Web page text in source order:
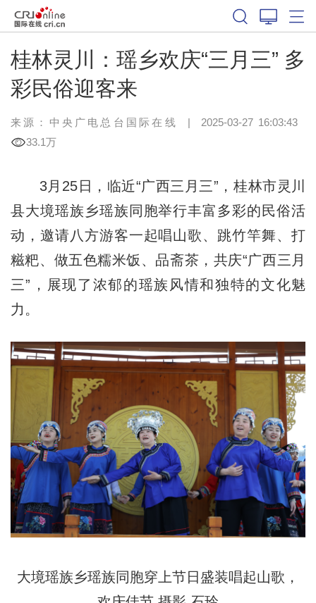
桂林灵川：瑶乡欢庆“三月三” 多
彩民俗迎客来
来源：中央广电总台国际在线 | 2025-03-27 16:03:43
33.1万
3月25日，临近“广西三月三”，桂林市灵川
县大境瑶族乡瑶族同胞举行丰富多彩的民俗活
动，邀请八方游客一起唱山歌、跳竹竿舞、打
糍粑、做五色糯米饭、品斋茶，共庆“广西三月
三”，展现了浓郁的瑶族风情和独特的文化魅
力。
大境瑶族乡瑶族同胞穿上节日盛装唱起山歌，